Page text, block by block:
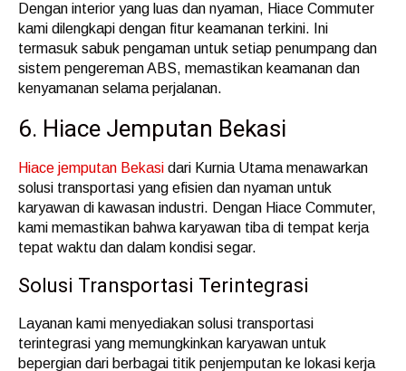
Dengan interior yang luas dan nyaman, Hiace Commuter
kami dilengkapi dengan fitur keamanan terkini. Ini
termasuk sabuk pengaman untuk setiap penumpang dan
sistem pengereman ABS, memastikan keamanan dan
kenyamanan selama perjalanan.
6. Hiace Jemputan Bekasi
Hiace jemputan Bekasi dari Kurnia Utama menawarkan
solusi transportasi yang efisien dan nyaman untuk
karyawan di kawasan industri. Dengan Hiace Commuter,
kami memastikan bahwa karyawan tiba di tempat kerja
tepat waktu dan dalam kondisi segar.
Solusi Transportasi Terintegrasi
Layanan kami menyediakan solusi transportasi
terintegrasi yang memungkinkan karyawan untuk
bepergian dari berbagai titik penjemputan ke lokasi kerja